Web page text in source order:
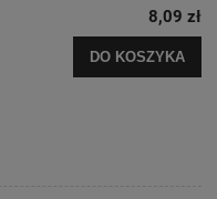
8,09 zł
DO KOSZYKA